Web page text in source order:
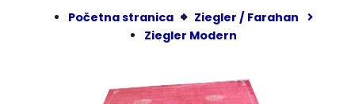
Početna stranica
Ziegler / Farahan
Ziegler Modern